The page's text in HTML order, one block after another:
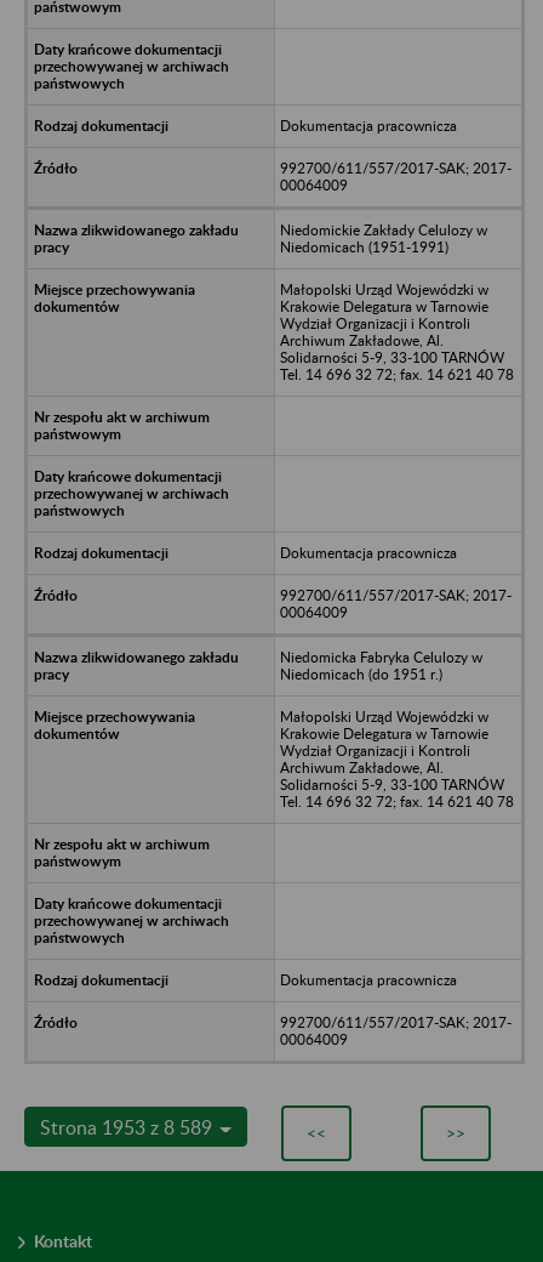
Dokumentacja pracownicza
992700/611/557/2017-SAK; 2017-
00064009
Niedomickie Zakłady Celulozy w
Niedomicach (1951-1991)
Małopolski Urząd Wojewódzki w
Krakowie Delegatura w Tarnowie
Wydział Organizacji i Kontroli
Archiwum Zakładowe, Al.
Solidarności 5-9, 33-100 TARNÓW
Tel. 14 696 32 72; fax. 14 621 40 78
Dokumentacja pracownicza
992700/611/557/2017-SAK; 2017-
00064009
Niedomicka Fabryka Celulozy w
Niedomicach (do 1951 r.)
Małopolski Urząd Wojewódzki w
Krakowie Delegatura w Tarnowie
Wydział Organizacji i Kontroli
Archiwum Zakładowe, Al.
Solidarności 5-9, 33-100 TARNÓW
Tel. 14 696 32 72; fax. 14 621 40 78
Dokumentacja pracownicza
992700/611/557/2017-SAK; 2017-
00064009
Strona 1953 z 8 589 << >>
Kontakt